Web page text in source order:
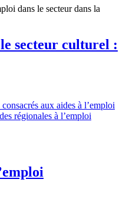
dans le secteur dans la
secteur culturel :
aux aides à l’emploi
régionales à l’emploi